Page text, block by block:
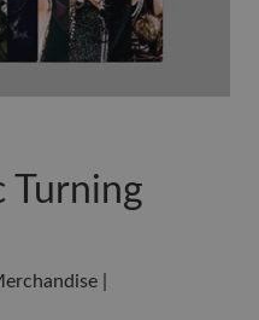
Turning
|